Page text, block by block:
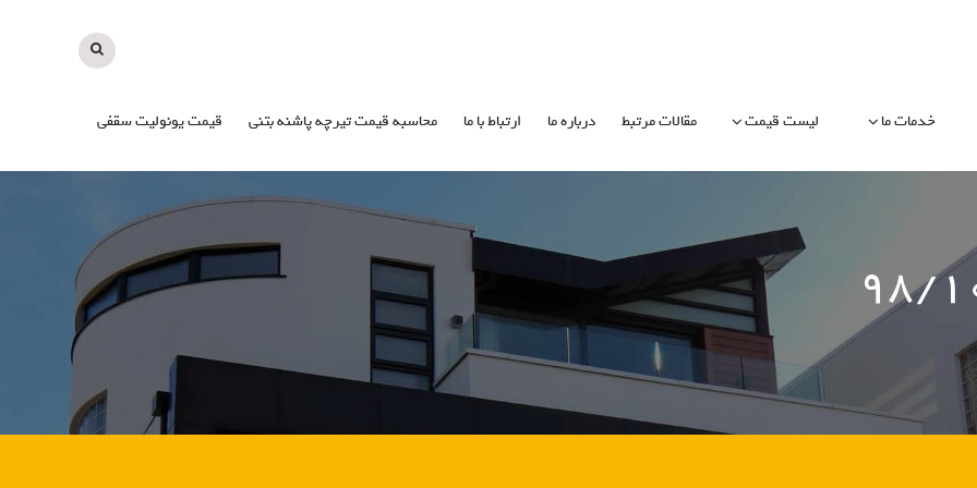
خدمات ما لیست قیمت مقالات مرتبط درباره ما ارتباط با ما محاسبه قیمت تیرچه پاشنه بتنی قیمت یونولیت سقفی